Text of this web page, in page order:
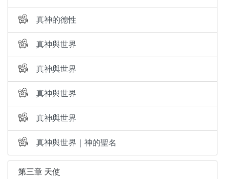
真神的德性
真神與世界
真神與世界
真神與世界
真神與世界
真神與世界｜神的聖名
第三章 天使